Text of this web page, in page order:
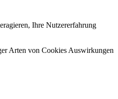
Ihre Nutzererfahrung
Arten von Cookies Auswirkungen